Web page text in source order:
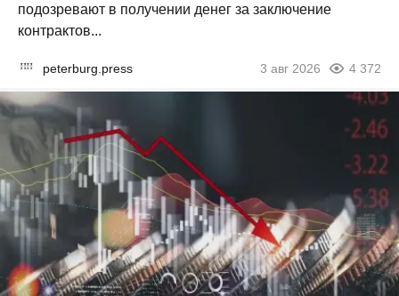
подозревают в получении денег за заключение
контрактов...
peterburg.press 3 авг 2026 4 372